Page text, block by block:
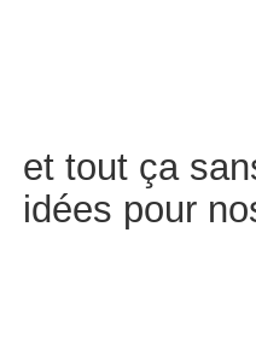
et tout ça
idées pour